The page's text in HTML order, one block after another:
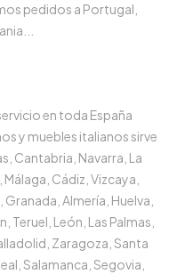
pedidos a Portugal,
en toda España
y muebles italianos sirve
Cantabria, Navarra, La
Cádiz, Vizcaya,
Almería, Huelva,
Teruel, León, Las Palmas,
Zaragoza, Santa
Salamanca, Segovia,